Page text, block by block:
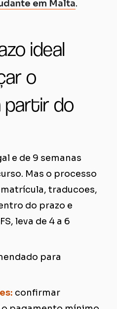
em Malta.
ideal
o
partir do
e de 9 semanas
Mas o processo
traducoes,
do prazo e
leva de 4 a 6
para
confirmar